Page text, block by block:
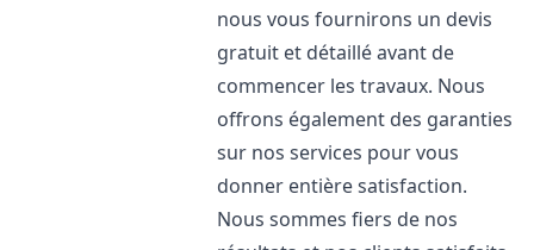
nous vous fournirons un devis
gratuit et détaillé avant de
commencer les travaux. Nous
offrons également des garanties
sur nos services pour vous
donner entière satisfaction.
Nous sommes fiers de nos